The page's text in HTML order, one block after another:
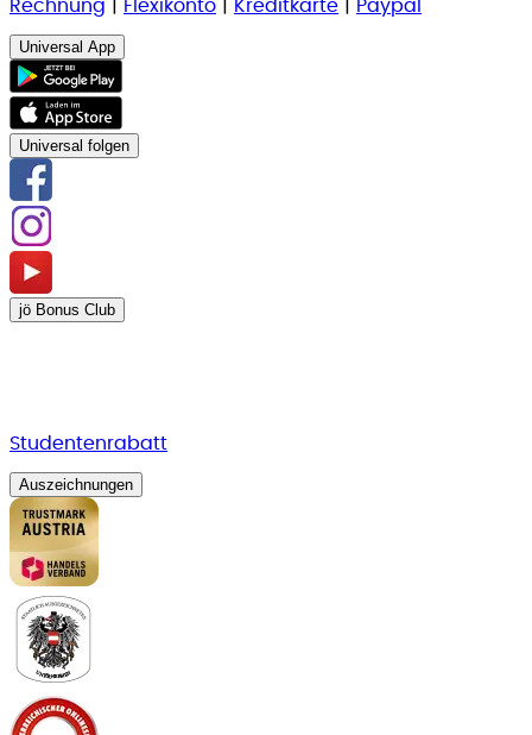
Rechnung Flexikonto Kreditkarte Paypal
Universal App
Universal folgen
jö Bonus Club
Studentenrabatt
Auszeichnungen